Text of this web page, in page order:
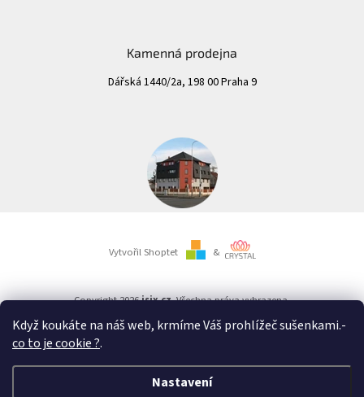
Když koukáte na náš web, krmíme Váš prohlížeč sušenkami.-
co to je cookie ?.
Nastavení
Kamenná prodejna
Dářská 1440/2a, 198 00 Praha 9
Vytvořil Shoptet &
Copyright 2026isix.cz. Všechna práva vyhrazena.
Okamžitá platba
Jinak bude vaše platba automaticky odeslána jako obyčejná